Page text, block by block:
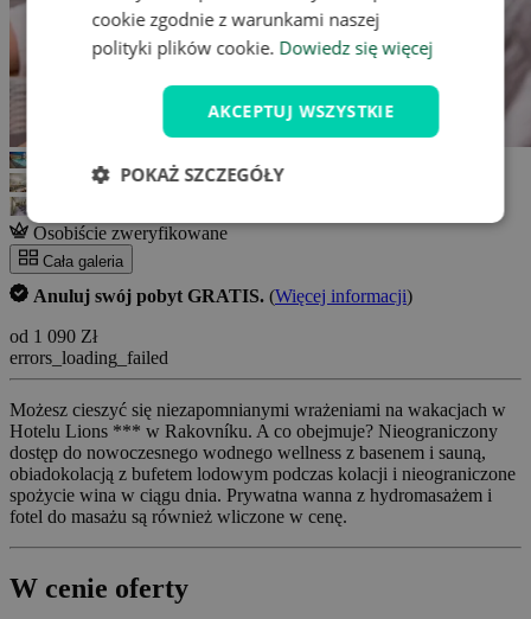
Osobiście zweryfikowane
Cała galeria
Anuluj swój pobyt GRATIS. (Więcej informacji)
od 1 090 Zł
errors_loading_failed
Możesz cieszyć się niezapomnianymi wrażeniami na wakacjach w
Hotelu Lions *** w Rakovníku. A co obejmuje? Nieograniczony
dostęp do nowoczesnego wodnego wellness z basenem i sauną,
obiadokolacją z bufetem lodowym podczas kolacji i nieograniczone
spożycie wina w ciągu dnia. Prywatna wanna z hydromasażem i
fotel do masażu są również wliczone w cenę.
W cenie oferty
cookie zgodnie z warunkami naszej
polityki plików cookie. Dowiedz się więcej
AKCEPTUJ WSZYSTKIE
POKAŻ SZCZEGÓŁY